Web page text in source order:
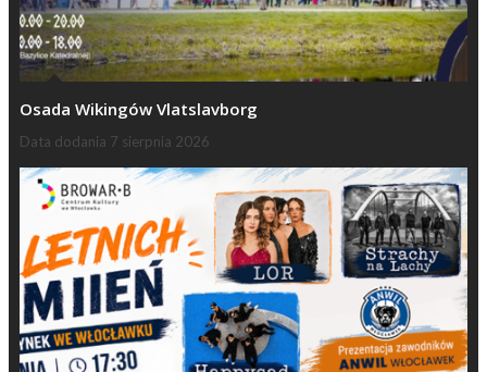
Osada Wikingów Vlatslavborg
Data dodania 7 sierpnia 2026